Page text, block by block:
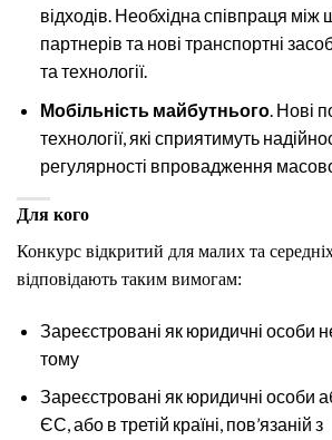
відходів. Необхідна співпраця
партнерів та нові транспортні
та технології.
Мобільність майбутнього. Нові
технології, які сприятимуть
регулярності впровадження
Для кого
Конкурс відкритий для малих та
відповідають таким вимогам:
Зареєстровані як юридичні особи
тому
Зареєстровані як юридичні особи
ЄС, або в третій країні, пов’язаній з